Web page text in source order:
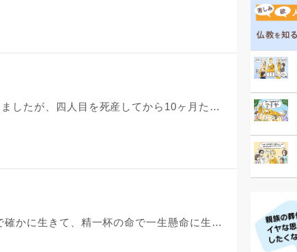
以前死産後の供養のことで相談させていただきましたが、四人目を死産してから10ヶ月たった今も、どうしても供養にいく勇気が出ません。 主人には早くしろ早くしろと言われてどんどん追い込まれてしまいます。自分の気持ちを伝えても理解されず、ぐたぐたしててもきりがないと言われ、どうしたらいいのかわかりません。
先日、稽留流産の手術を受けました。 私の中で確かに生きて、精一杯の命で一生懸命に生きてくれた我が子のことが大好きだし、これからもずっと私達夫婦の宝物です。 数日前まで私の中にいて、ずっと一緒に過ごしていたのに、もう私の中にはいないのだと思うととても悲しいです。でも、私の中にはいなくても、今もずっと側で一緒に過ごしているような気がします。 供養もちゃんとしたいのですが、どのようにするのが一番良いのかと、今考え中です。自分が心から安らぎを感じられるようなお寺でしたいと思っているので、探すのに時間がかかってしまうかもしれません。 ここでしたいと思うお寺が見つかった時に、水子のことを思ってそこで手を合わせるだけでも供養になるのでしょうか？ 自分の欲についてですが、こんなに悲しい中でもお腹は空きます。妊娠中つわりで食欲がない中でも、お寿司だけは食べたい気持ちがあり、でも妊娠中なので我慢していました。 今はつわりがなくなり、お寿司を食べたい気持ちが一層強くなってしまいました。 また、もうすぐ結婚記念日で、私にとって大切な日で、毎年主人と二人の時間を作って過ごしています。 まだ水子の供養もちゃんとできていない中で、悲しい想いもある中で、でも私にとって特別な結婚記念日も特別な日として過ごしたいと思ってしまいます。 水子の供養がちゃんとできるまでは、自分の欲も我慢するべきでしょうか？ こんな中で、こんなことを考えてしまうことにも罪悪感があります。